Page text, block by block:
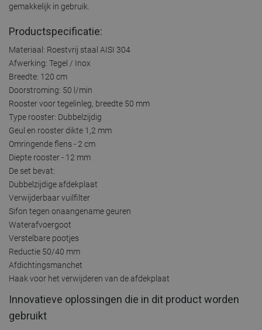
gemakkelijk in gebruik.
Productspecificatie:
Materiaal: Roestvrij staal AISI 304
Afwerking: Tegel / Inox
Breedte: 120 cm
Doorstroming: 50 l/min
Rooster voor tegelinleg, breedte 50 mm
Type rooster: Dubbelzijdig
Geul en rooster dikte 1,2 mm
Omringende flens - 2 cm
Diepte rooster - 12 mm
De set bevat:
Dubbelzijdige afdekplaat
Verwijderbaar vuilfilter
Sifon tegen onaangename geuren
Waterafvoergoot
Verstelbare pootjes
Reductie 50/40 mm
Afdichtingsmanchet
Haak voor het verwijderen van de afdekplaat
Innovatieve oplossingen die in dit product worden
gebruikt